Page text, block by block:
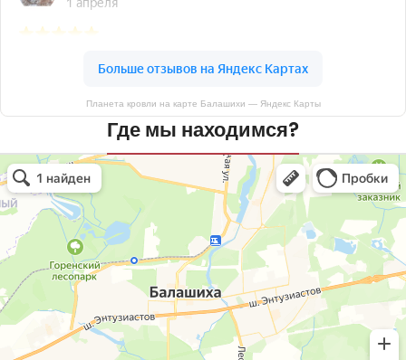
Планета кровли на карте Балашихи — Яндекс Карты
Где мы находимся?
Планета кровли
Кровля и кровельные материалы в Балашихе
Окна в Балашихе